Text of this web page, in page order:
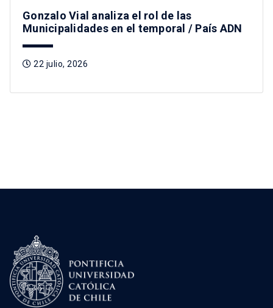
Gonzalo Vial analiza el rol de las
Municipalidades en el temporal / País ADN
22 julio, 2026